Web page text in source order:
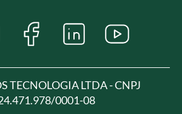
TECNOLOGIA LTDA - CNPJ
0001-08